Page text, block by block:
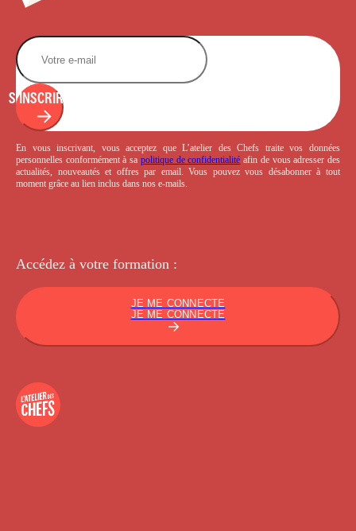
S'INSCRIRE
En vous inscrivant, vous acceptez que L’atelier des Chefs traite vos données
personnelles conformément à sa politique de confidentialité afin de vous adresser des
actualités, nouveautés et offres par email. Vous pouvez vous désabonner à tout
moment grâce au lien inclus dans nos e-mails.
Accédez à votre formation :
JE ME CONNECTE
JE ME CONNECTE